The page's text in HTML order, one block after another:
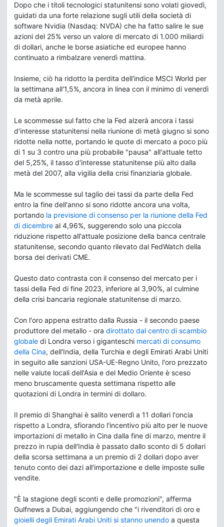
Dopo che i titoli tecnologici statunitensi sono volati giovedì,
guidati da una forte relazione sugli utili della società di
software Nvidia (Nasdaq: NVDA) che ha fatto salire le sue
azioni del 25% verso un valore di mercato di 1.000 miliardi
di dollari, anche le borse asiatiche ed europee hanno
continuato a rimbalzare venerdì mattina.
Insieme, ciò ha ridotto la perdita dell'indice MSCI World per
la settimana all'1,5%, ancora in linea con il minimo di venerdì
da metà aprile.
Le scommesse sul fatto che la Fed alzerà ancora i tassi
d'interesse statunitensi nella riunione di metà giugno si sono
ridotte nella notte, portando le quote di mercato a poco più
di 1 su 3 contro una più probabile "pausa" all'attuale tetto
del 5,25%, il tasso d'interesse statunitense più alto dalla
metà del 2007, alla vigilia della crisi finanziaria globale.
Ma le scommesse sul taglio dei tassi da parte della Fed
entro la fine dell'anno si sono ridotte ancora una volta,
portando la previsione di consenso per la riunione della Fed
di dicembre al 4,96%, suggerendo solo una piccola
riduzione rispetto all'attuale posizione della banca centrale
statunitense, secondo quanto rilevato dal FedWatch della
borsa dei derivati CME.
Questo dato contrasta con il consenso del mercato per i
tassi della Fed di fine 2023, inferiore al 3,90%, al culmine
della crisi bancaria regionale statunitense di marzo.
Con l'oro appena estratto dalla Russia - il secondo paese
produttore del metallo - ora dirottato dal centro di scambio
globale di Londra verso i giganteschi mercati di consumo
della Cina, dell'India, della Turchia e degli Emirati Arabi Uniti
in seguito alle sanzioni USA-UE-Regno Unito, l'oro prezzato
nelle valute locali dell'Asia e del Medio Oriente è sceso
meno bruscamente questa settimana rispetto alle
quotazioni di Londra in termini di dollaro.
Il premio di Shanghai è salito venerdì a 11 dollari l'oncia
rispetto a Londra, sfiorando l'incentivo più alto per le nuove
importazioni di metallo in Cina dalla fine di marzo, mentre il
prezzo in rupia dell'India è passato dallo sconto di 5 dollari
della scorsa settimana a un premio di 2 dollari dopo aver
tenuto conto dei dazi all'importazione e delle imposte sulle
vendite.
"È la stagione degli sconti e delle promozioni", afferma
Gulfnews a Dubai, aggiungendo che "i rivenditori di oro e
gioielli degli Emirati Arabi Uniti si stanno unendo a questa